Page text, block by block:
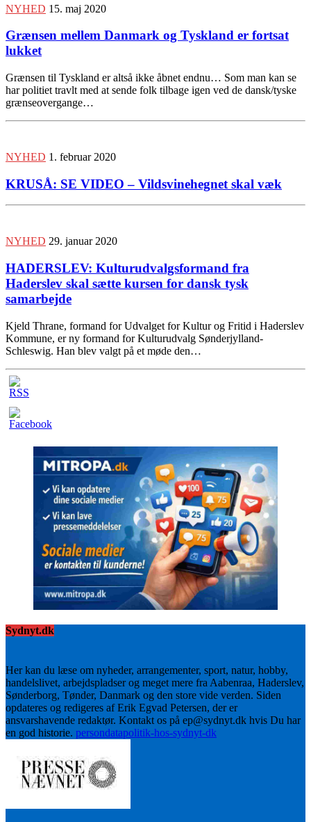
NYHED 15. maj 2020
Grænsen mellem Danmark og Tyskland er fortsat
lukket
Grænsen til Tyskland er altså ikke åbnet endnu… Som man kan se
har politiet travlt med at sende folk tilbage igen ved de dansk/tyske
grænseovergange…
NYHED 1. februar 2020
KRUSÅ: SE VIDEO – Vildsvinehegnet skal væk
NYHED 29. januar 2020
HADERSLEV: Kulturudvalgsformand fra
Haderslev skal sætte kursen for dansk tysk
samarbejde
Kjeld Thrane, formand for Udvalget for Kultur og Fritid i Haderslev
Kommune, er ny formand for Kulturudvalg Sønderjylland-
Schleswig. Han blev valgt på et møde den…
Sydnyt.dk
Her kan du læse om nyheder, arrangementer, sport, natur, hobby,
handelslivet, arbejdspladser og meget mere fra Aabenraa, Haderslev,
Sønderborg, Tønder, Danmark og den store vide verden. Siden
opdateres og redigeres af Erik Egvad Petersen, der er
ansvarshavende redaktør. Kontakt os på ep@sydnyt.dk hvis Du har
en god historie. persondatapolitik-hos-sydnyt-dk